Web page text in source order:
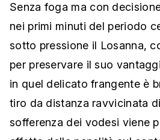
Senza foga ma con
nei primi minuti del periodo
sotto pressione il Losanna,
per preservare il suo
in quel delicato frangente è
tiro da distanza ravvicinata
sofferenza dei vodesi viene